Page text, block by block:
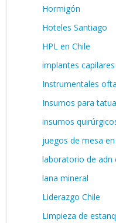
Hormigón
Hoteles Santiago
HPL en Chile
implantes
Instrumentales
Insumos para
insumos
juegos de mesa
laboratorio de adn
lana mineral
Liderazgo Chile
Limpieza de